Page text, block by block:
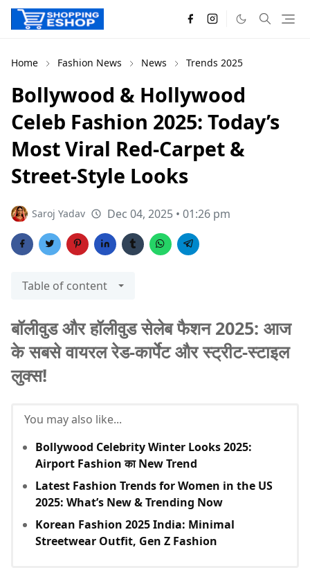
Home Fashion News News Trends 2025
Bollywood & Hollywood
Celeb Fashion 2025: Today’s
Most Viral Red-Carpet &
Street-Style Looks
Saroj Yadav Dec 04, 2025 • 01:26 pm
Table of content
बॉलीवुड और हॉलीवुड सेलेब फैशन 2025: आज
के सबसे वायरल रेड-कार्पेट और स्ट्रीट-स्टाइल
लुक्स!
You may also like...
Bollywood Celebrity Winter Looks 2025:
Airport Fashion का New Trend
Latest Fashion Trends for Women in the US
2025: What’s New & Trending Now
Korean Fashion 2025 India: Minimal
Streetwear Outfit, Gen Z Fashion